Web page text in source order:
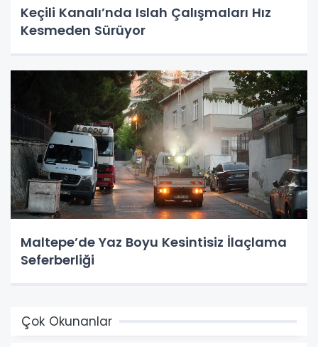
Keçili Kanalı’nda Islah Çalışmaları Hız
Kesmeden Sürüyor
Maltepe’de Yaz Boyu Kesintisiz İlaçlama
Seferberliği
Çok Okunanlar